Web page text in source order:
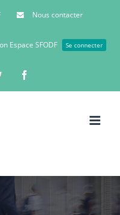
Nous contacter
Espace SFODF Se connecter
Twitter